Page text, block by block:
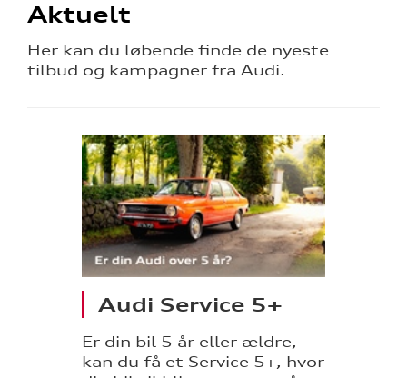
Aktuelt
Her kan du løbende finde de nyeste
tilbud og kampagner fra Audi.
Audi Service 5+
Er din bil 5 år eller ældre,
kan du få et Service 5+, hvor